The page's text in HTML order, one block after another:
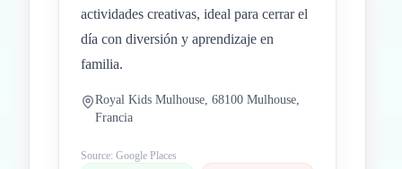
actividades creativas, ideal para cerrar el
día con diversión y aprendizaje en
familia.
Royal Kids Mulhouse, 68100 Mulhouse,
Francia
Source: Google Places